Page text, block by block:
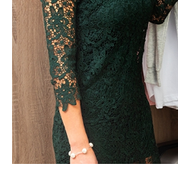
si Uscatoare
Accesorii Electrocasnice Mici
Filtre Purificatoare Aer
Accesorii Piese Aer Conditionat